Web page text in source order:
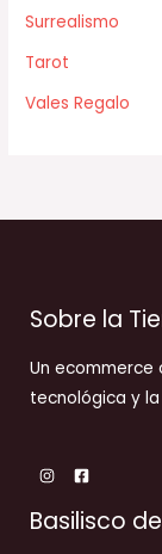
Surrealismo
Tarot
Vales Regalo
Sobre la
Un ecommerce
tecnológica y
Basilisco